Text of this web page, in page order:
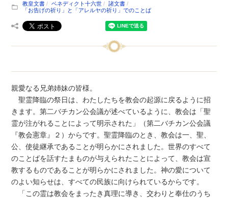
教皇文書
ベネディクト十六世
諸文書
「お告げの祈り」と「アレルヤの祈り」でのことば
親愛なる兄弟姉妹の皆様。
聖霊降臨の祭日は、わたしたちを教会の起源に戻るように招
きます。第二バチカン公会議が述べているように、教会は「聖
霊が注がれることによって明示された」（第二バチカン公会議
『教会憲章』２）からです。聖霊降臨のとき、教会は一、聖、
公、使徒継承であることが明らかにされました。世界のすべて
のことばを話すたまものが与えられたことによって、教会は宣
教するものであることが明らかにされました。神の愛について
のよい知らせは、すべての民族に向けられているからです。
「この霊は教会をまったき真理に導き、交わりと奉仕のうち